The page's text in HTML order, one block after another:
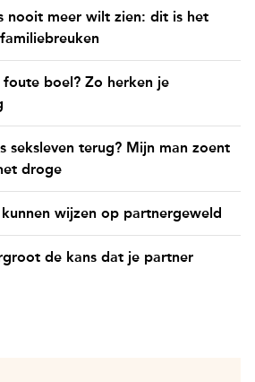
nooit meer wilt zien: dit is het
boel? Zo herken je
seksleven terug? Mijn man zoent
droge
wijzen op partnergeweld
de kans dat je partner